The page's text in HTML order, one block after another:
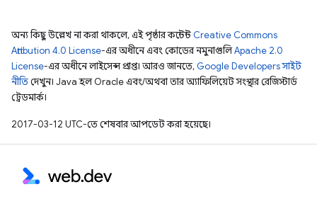
অন্য কিছু উল্লেখ না করা থাকলে, এই পৃষ্ঠার কন্টেন্ট Creative Commons
Attribution 4.0 License-এর অধীনে এবং কোডের নমুনাগুলিApache 2.0
License-এর অধীনে লাইসেন্স প্রাপ্ত। আরও জানতে, Google Developers সাইট
নীতিদেখুন। Java হল Oracle এবং/অথবা তার অ্যাফিলিয়েট সংস্থার রেজিস্টার্ড
ট্রেডমার্ক।
2017-03-12 UTC-তে শেষবার আপডেট করা হয়েছে।